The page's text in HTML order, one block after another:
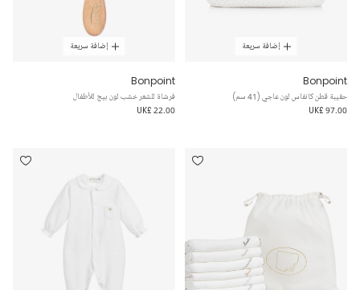
إضافة سريعة
Bonpoint
حقيبة قطن كانفاس لون عاجي (41 سم)
UK£ 97.00
إضافة سريعة
Bonpoint
فرشاة للشعر خشب لون بيج للأطفال
UK£ 22.00